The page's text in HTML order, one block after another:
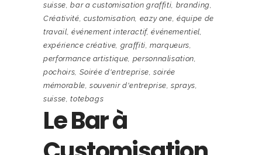
suisse ,bar a customisation graffiti branding
Créativité customisation eazy one ,équipe de
travail événement interactif,événementiel
expérience créative graffiti ,marqueurs
performance artistique personnalisation
pochoirs Soirée d'entreprise ,soirée
mémorable ,souvenir d'entreprise ,sprays
suisse ,totebags
Le Bar à